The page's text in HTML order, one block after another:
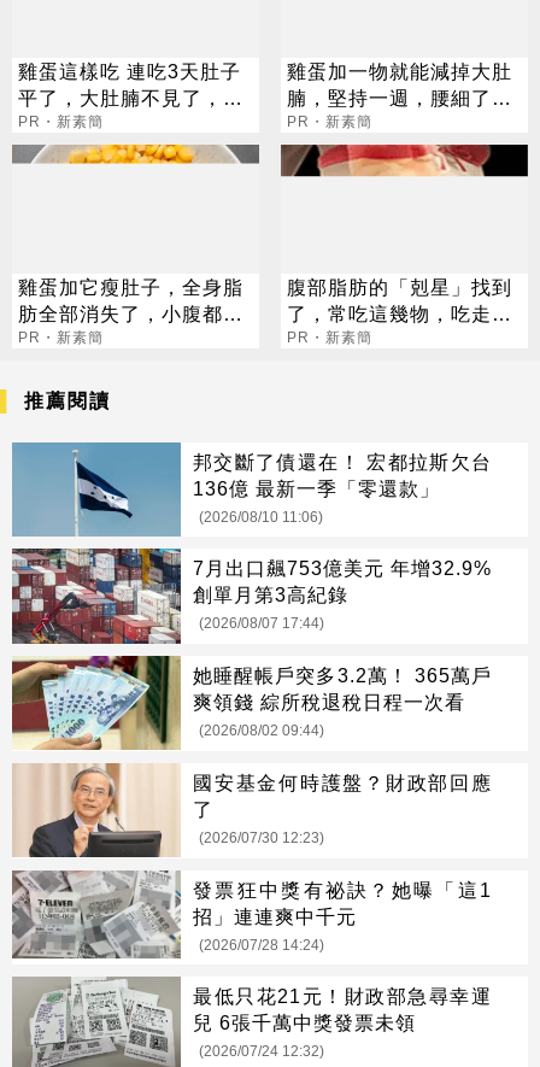
雞蛋這樣吃 連吃3天肚子
平了，大肚腩不見了，脂
肪沒了！
PR・新素簡
雞蛋加一物就能減掉大肚
腩，堅持一週，腰細了，
瘦到你懷疑人生！
PR・新素簡
雞蛋加它瘦肚子，全身脂
肪全部消失了，小腹都平
坦了
PR・新素簡
腹部脂肪的「剋星」找到
了，常吃這幾物，吃走大
肚囊，瘦出小蠻腰
PR・新素簡
推薦閱讀
邦交斷了債還在！ 宏都拉斯欠台
136億 最新一季「零還款」
(2026/08/10 11:06)
7月出口飆753億美元 年增32.9%
創單月第3高紀錄
(2026/08/07 17:44)
她睡醒帳戶突多3.2萬！ 365萬戶
爽領錢 綜所稅退稅日程一次看
(2026/08/02 09:44)
國安基金何時護盤？財政部回應
了
(2026/07/30 12:23)
發票狂中獎有祕訣？她曝「這1
招」連連爽中千元
(2026/07/28 14:24)
最低只花21元！財政部急尋幸運
兒 6張千萬中獎發票未領
(2026/07/24 12:32)